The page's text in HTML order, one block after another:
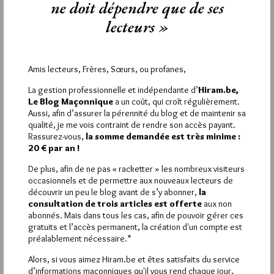
D’avance, merci.
16 MARS 2024 À 8H32 / RÉPONDRE
MTCF Lionel,
Effectivement le pavé du Temple de Maubeuge doit encore
résonner de nos premiers pas pourtant feutrés quasi
simultanés dans la fin des années ’80..
Merci pour ton retour en ce qui concerne mon interrogation.
Pour ton information, le temple de la Petite Savate a accueilli
quelque temps (1 ou 2 ans) dans le début des années 2000 (
2007? 2008?) une loge de la GLNF dont le titre était
« Marianne 75″ auquel tu fais allusion au moment de l’explosion
de la dite obédience en différentes entités dont la GLAMF,
GLIF, … .. Nous y rencontrions leurs 2 représentants à notre
CDU » La Cayenne des Nerviens ».
Je ne sais si cette loge existe toujours ou à migré vers un autre
à Etroeungt.
ne doit dépendre que de ses
lecteurs »
Amis lecteurs, Frères, Sœurs, ou profanes,
La gestion professionnelle et indépendante d’Hiram.be,
Le Blog Maçonnique a un coût, qui croît régulièrement.
Aussi, afin d’assurer la pérennité du blog et de maintenir sa
qualité, je me vois contraint de rendre son accès payant.
Rassurez-vous, la somme demandée est très minime :
20 € par an !
De plus, afin de ne pas « racketter » les nombreux visiteurs
occasionnels et de permettre aux nouveaux lecteurs de
découvrir un peu le blog avant de s’y abonner, la
consultation de trois articles est offerte aux non
abonnés. Mais dans tous les cas, afin de pouvoir gérer ces
gratuits et l’accès permanent, la création d'un compte est
préalablement nécessaire.*
Alors, si vous aimez Hiram.be et êtes satisfaits du service
d’informations maçonniques qu'il vous rend chaque jour,